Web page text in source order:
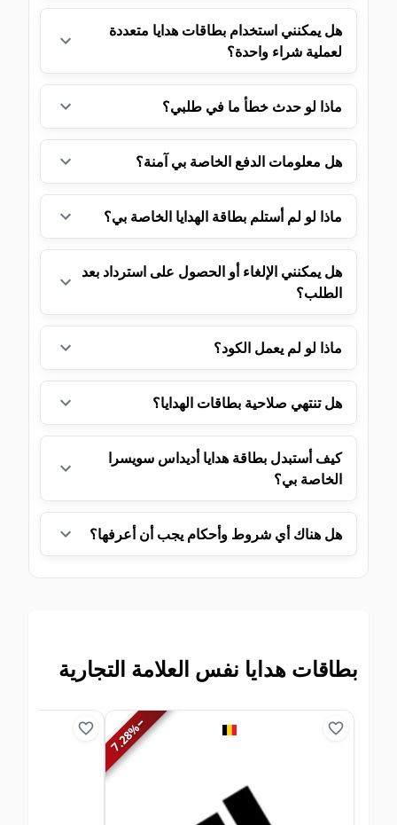
هل يمكنني استخدام بطاقات هدايا متعددة
لعملية شراء واحدة؟
ماذا لو حدث خطأ ما في طلبي؟
هل معلومات الدفع الخاصة بي آمنة؟
ماذا لو لم أستلم بطاقة الهدايا الخاصة بي؟
هل يمكنني الإلغاء أو الحصول على استرداد بعد
الطلب؟
ماذا لو لم يعمل الكود؟
هل تنتهي صلاحية بطاقات الهدايا؟
كيف أستبدل بطاقة هدايا أديداس سويسرا
الخاصة بي؟
هل هناك أي شروط وأحكام يجب أن أعرفها؟
بطاقات هدايا نفس العلامة التجارية
−
7.28%